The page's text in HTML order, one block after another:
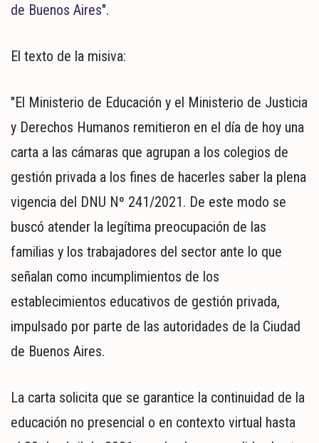
de Buenos Aires".
El texto de la misiva:
"El Ministerio de Educación y el Ministerio de Justicia
y Derechos Humanos remitieron en el día de hoy una
carta a las cámaras que agrupan a los colegios de
gestión privada a los fines de hacerles saber la plena
vigencia del DNU Nº 241/2021. De este modo se
buscó atender la legítima preocupación de las
familias y los trabajadores del sector ante lo que
señalan como incumplimientos de los
establecimientos educativos de gestión privada,
impulsado por parte de las autoridades de la Ciudad
de Buenos Aires.
La carta solicita que se garantice la continuidad de la
educación no presencial o en contexto virtual hasta